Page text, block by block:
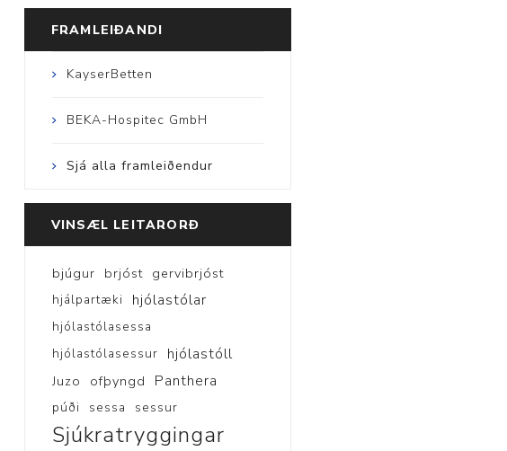
FRAMLEIÐANDI
KayserBetten
BEKA-Hospitec GmbH
Sjá alla framleiðendur
VINSÆL LEITARORÐ
bjúgur brjóst gervibrjóst
hjálpartæki hjólastólar
hjólastólasessa
hjólastólasessur
hjólastóll
Juzo ofþyngd Panthera
púði sessa sessur
Sjúkratryggingar